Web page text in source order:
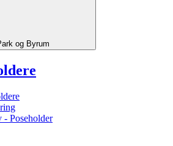
og Byrum
- Poseholder